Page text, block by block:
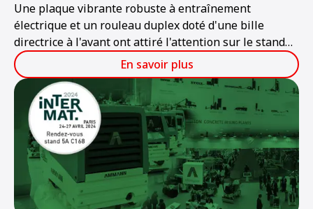
Une plaque vibrante robuste à entraînement
électrique et un rouleau duplex doté d'une bille
directrice à l'avant ont attiré l'attention sur le stand
Ammann du salon GaLaBau 2024, qui s'est tenu à
Nuremberg, en Allemagne, du 11 au 14 septembre.
En savoir plus